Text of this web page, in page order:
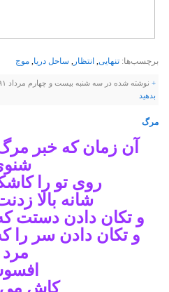
برچسب‌ها: تنهایی, انتظار , ساحل دریا, موج
+ نوشته شده در سه شنبه بیست و چهارم مرداد ۱۳۹۱ ساعت 0:3 توسط ســـروش |
بدهيد
مرگ
آن زمان كه خبر
روی تو را
شانه بالا
و تکان دادن دستت
و تکان دادن سر را
کاش می